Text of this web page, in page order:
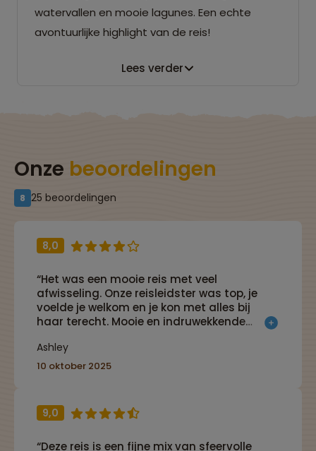
watervallen en mooie lagunes. Een echte
avontuurlijke highlight van de reis!
Lees verder
Onze beoordelingen
8 25 beoordelingen
8,0
“Het was een mooie reis met veel
afwisseling. Onze reisleidster was top, je
voelde je welkom en je kon met alles bij
haar terecht. Mooie en indruwekkende
Ashley
10 oktober 2025
9,0
“Deze reis is een fijne mix van sfeervolle